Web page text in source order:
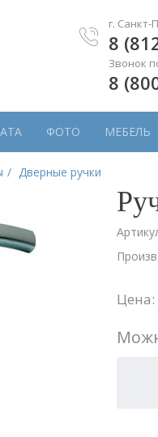
г. Санкт-
8
Звонок
8
ФОТО МЕБЕЛЬ
Дверные ручки
Цена: